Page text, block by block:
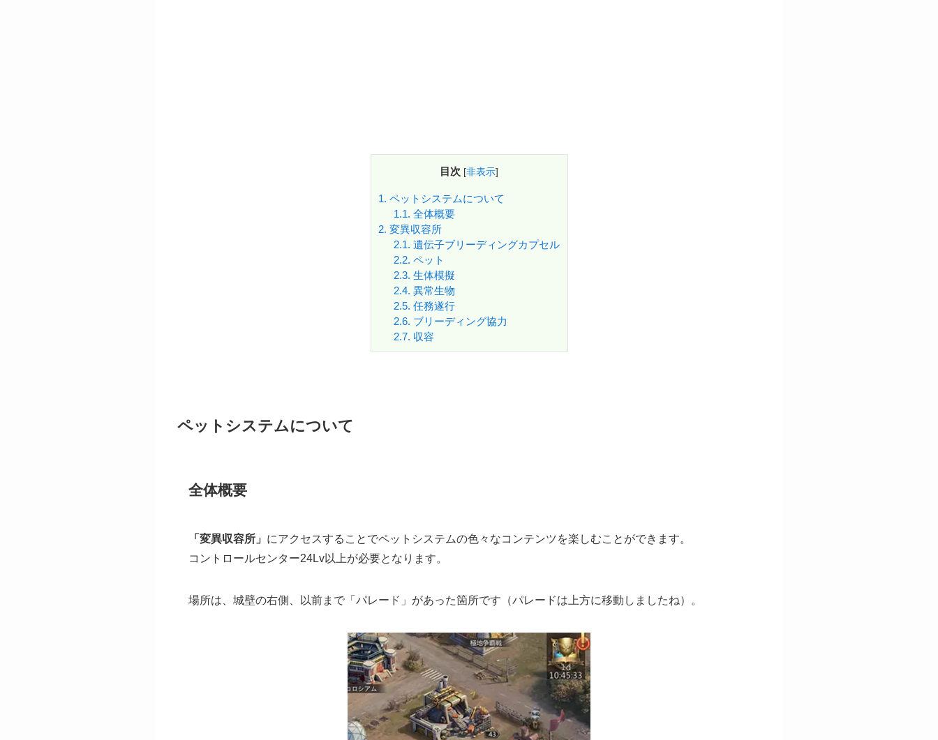
目次 [非表示]
1. ペットシステムについて
1.1. 全体概要
2. 変異収容所
2.1. 遺伝子ブリーディングカプセル
2.2. ペット
2.3. 生体模擬
2.4. 異常生物
2.5. 任務遂行
2.6. ブリーディング協力
2.7. 収容
ペットシステムについて
全体概要
「変異収容所」 にアクセスすることでペットシステムの色々なコンテンツを楽しむことができます。
コントロールセンター24Lv以上が必要となります。
場所は、城壁の右側、以前まで「パレード」があった箇所です（パレードは上方に移動しましたね）。